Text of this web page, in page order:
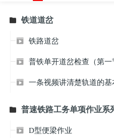
 铁道道岔
 铁路道岔
 普铁单开道岔检查（第一
 一条视频讲清楚轨道的
 普速铁路工务单项作业系
 D型便梁作业